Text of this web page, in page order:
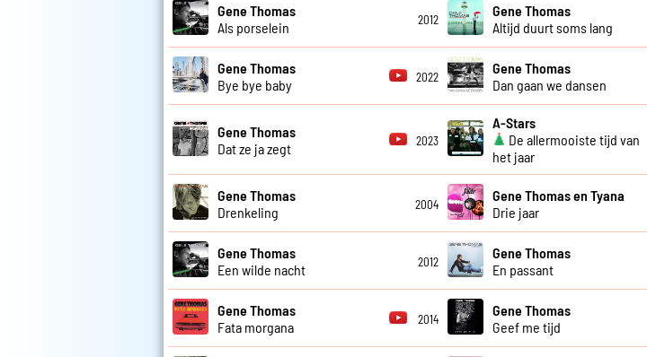
Gene Thomas
Als porselein
2012
Gene Thomas
Altijd duurt soms lang
Gene Thomas
Bye bye baby
2022
Gene Thomas
Dan gaan we dansen
Gene Thomas
Dat ze ja zegt
2023
A-Stars
De allermooiste tijd van
het jaar
Gene Thomas
Drenkeling
2004
Gene Thomas en Tyana
Drie jaar
Gene Thomas
Een wilde nacht
2012
Gene Thomas
En passant
Gene Thomas
Fata morgana
2014
Gene Thomas
Geef me tijd